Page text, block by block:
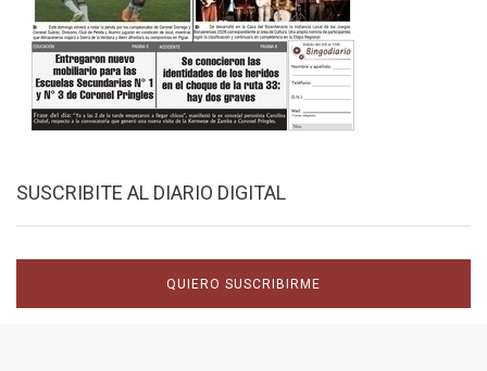
SUSCRIBITE AL DIARIO DIGITAL
QUIERO SUSCRIBIRME